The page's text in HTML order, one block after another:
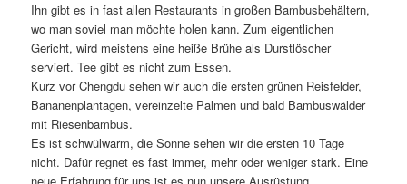
Ihn gibt es in fast allen Restaurants in großen Bambusbehältern,
wo man soviel man möchte holen kann. Zum eigentlichen
Gericht, wird meistens eine heiße Brühe als Durstlöscher
serviert. Tee gibt es nicht zum Essen.
Kurz vor Chengdu sehen wir auch die ersten grünen Reisfelder,
Bananenplantagen, vereinzelte Palmen und bald Bambuswälder
mit Riesenbambus.
Es ist schwülwarm, die Sonne sehen wir die ersten 10 Tage
nicht. Dafür regnet es fast immer, mehr oder weniger stark. Eine